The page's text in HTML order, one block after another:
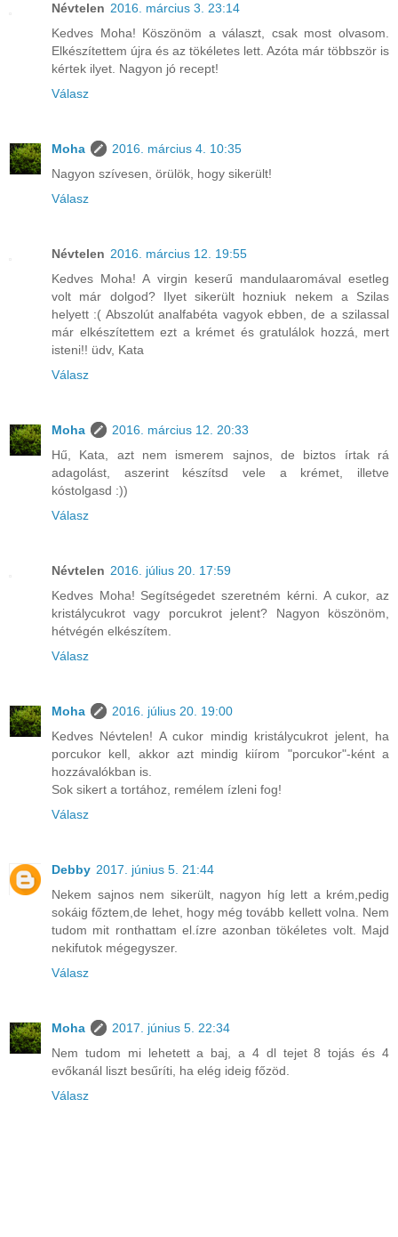
Névtelen 2016. március 3. 23:14
Kedves Moha! Köszönöm a választ, csak most olvasom.
Elkészítettem újra és az tökéletes lett. Azóta már többször is
kértek ilyet. Nagyon jó recept!
Válasz
Moha
2016. március 4. 10:35
Nagyon szívesen, örülök, hogy sikerült!
Válasz
Névtelen 2016. március 12. 19:55
Kedves Moha! A virgin keserű mandulaaromával esetleg
volt már dolgod? Ilyet sikerült hozniuk nekem a Szilas
helyett :( Abszolút analfabéta vagyok ebben, de a szilassal
már elkészítettem ezt a krémet és gratulálok hozzá, mert
isteni!! üdv, Kata
Válasz
Moha
2016. március 12. 20:33
Hű, Kata, azt nem ismerem sajnos, de biztos írtak rá
adagolást, aszerint készítsd vele a krémet, illetve
kóstolgasd :))
Válasz
Névtelen 2016. július 20. 17:59
Kedves Moha! Segítségedet szeretném kérni. A cukor, az
kristálycukrot vagy porcukrot jelent? Nagyon köszönöm,
hétvégén elkészítem.
Válasz
Moha
2016. július 20. 19:00
Kedves Névtelen! A cukor mindig kristálycukrot jelent, ha
porcukor kell, akkor azt mindig kiírom "porcukor"-ként a
hozzávalókban is.
Sok sikert a tortához, remélem ízleni fog!
Válasz
Debby 2017. június 5. 21:44
Nekem sajnos nem sikerült, nagyon híg lett a krém,pedig
sokáig főztem,de lehet, hogy még tovább kellett volna. Nem
tudom mit ronthattam el.ízre azonban tökéletes volt. Majd
nekifutok mégegyszer.
Válasz
Moha
2017. június 5. 22:34
Nem tudom mi lehetett a baj, a 4 dl tejet 8 tojás és 4
evőkanál liszt besűríti, ha elég ideig főzöd.
Válasz